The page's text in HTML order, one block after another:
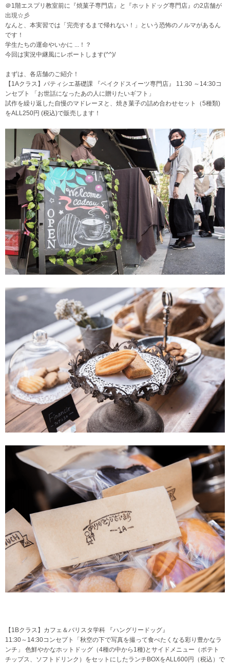
＠1階エスプリ教室前に『焼菓子専門店』と『ホットドッグ専門店』の2店舗が
出現☆彡
なんと、本実習では「完売するまで帰れない！」という恐怖のノルマがあるん
です！
学生たちの運命やいかに ...！？
今回は実況中継風にレポートします(^^)/
まずは、各店舗のご紹介！
【1Aクラス】パティシエ基礎課 『ベイクドスイーツ専門店』 11:30 ～14:30コ
ンセプト 「お世話になったあの人に贈りたいギフト」
試作を繰り返した自慢のマドレーヌと、焼き菓子の詰め合わせセット（5種類)
をALL250円 (税込)で販売します！
【1Bクラス】カフェ＆バリスタ学科 『ハングリードッグ』
11:30～14:30コンセプト「秋空の下で写真を撮って食べたくなる彩り豊かなラ
ンチ」 色鮮やかなホットドッグ（4種の中から1種)とサイドメニュー（ポテト
チップス、ソフトドリンク）をセットにしたランチBOXをALL600円（税込）で